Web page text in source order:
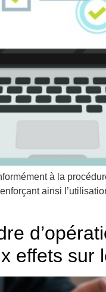
à la
ainsi
effets sur